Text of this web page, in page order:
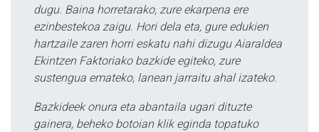
dugu. Baina horretarako, zure ekarpena ere
ezinbestekoa zaigu. Hori dela eta, gure edukien
hartzaile zaren horri eskatu nahi dizugu Aiaraldea
Ekintzen Faktoriako bazkide egiteko, zure
sustengua emateko, lanean jarraitu ahal izateko.
Bazkideek onura eta abantaila ugari dituzte
gainera, beheko botoian klik eginda topatuko